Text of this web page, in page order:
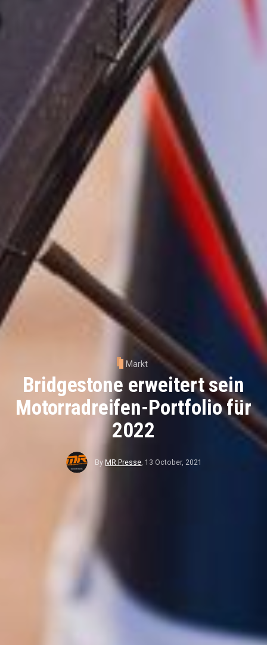
Markt
Bridgestone erweitert sein
Motorradreifen-Portfolio für
2022
By MR Presse, 13 October, 2021